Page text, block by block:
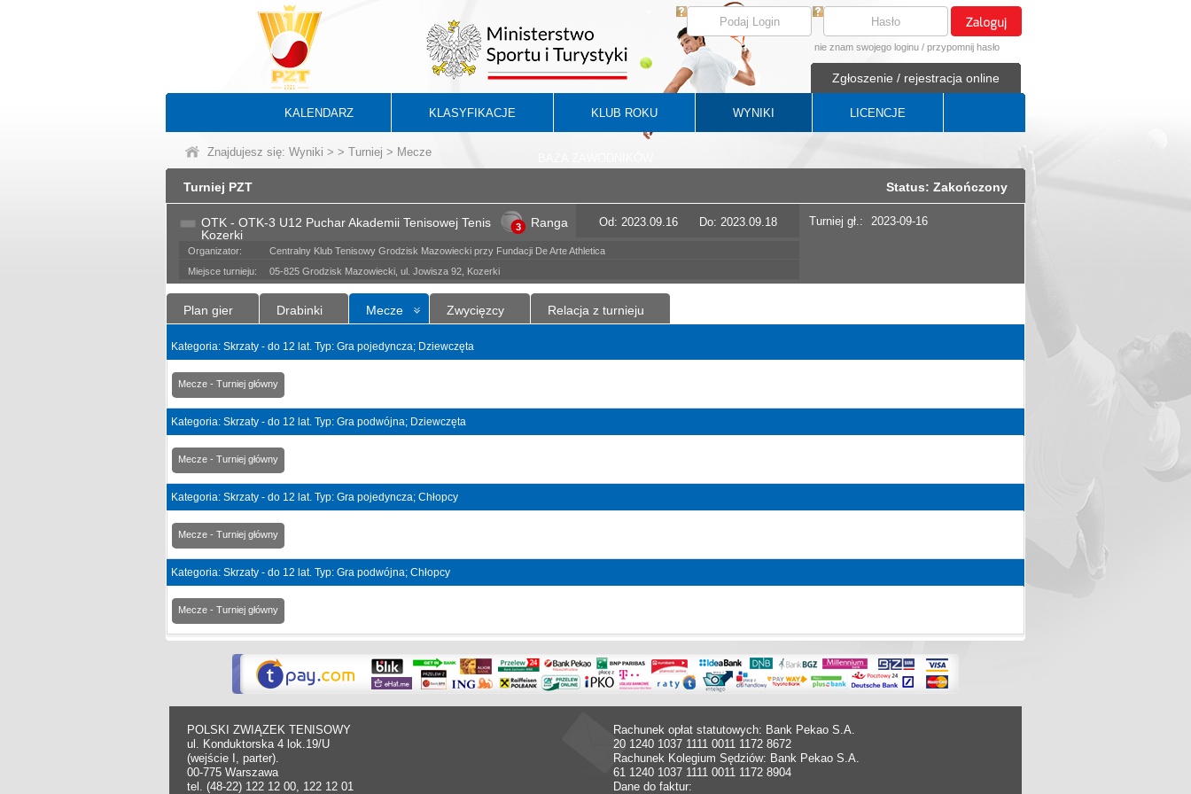
nie znam swojego loginu / przypomnij hasło
Zgłoszenie / rejestracja online
KALENDARZ KLASYFIKACJE KLUB ROKU WYNIKI LICENCJE
Znajdujesz się: Wyniki > > Turniej > Mecze
Turniej PZT Status: Zakończony
OTK - OTK-3 U12 Puchar Akademii Tenisowej Tenis
Kozerki
3 Ranga Od: 2023.09.16 Do: 2023.09.18
Organizator:
Centralny Klub Tenisowy Grodzisk Mazowiecki przy Fundacji De Arte Athletica
Miejsce turnieju:
05-825 Grodzisk Mazowiecki, ul. Jowisza 92, Kozerki
Turniej gł.: 2023-09-16
Plan gier Drabinki Mecze Zwycięzcy Relacja z turnieju
Kategoria: Skrzaty - do 12 lat. Typ: Gra pojedyncza; Dziewczęta
Mecze - Turniej główny
Kategoria: Skrzaty - do 12 lat. Typ: Gra podwójna; Dziewczęta
Mecze - Turniej główny
Kategoria: Skrzaty - do 12 lat. Typ: Gra pojedyncza; Chłopcy
Mecze - Turniej główny
Kategoria: Skrzaty - do 12 lat. Typ: Gra podwójna; Chłopcy
Mecze - Turniej główny
POLSKI ZWIĄZEK TENISOWY
ul. Konduktorska 4 lok.19/U
(wejście I, parter).
00-775 Warszawa
tel. (48-22) 122 12 00, 122 12 01
Rachunek opłat statutowych: Bank Pekao S.A.
20 1240 1037 1111 0011 1172 8672
Rachunek Kolegium Sędziów: Bank Pekao S.A.
61 1240 1037 1111 0011 1172 8904
Dane do faktur: